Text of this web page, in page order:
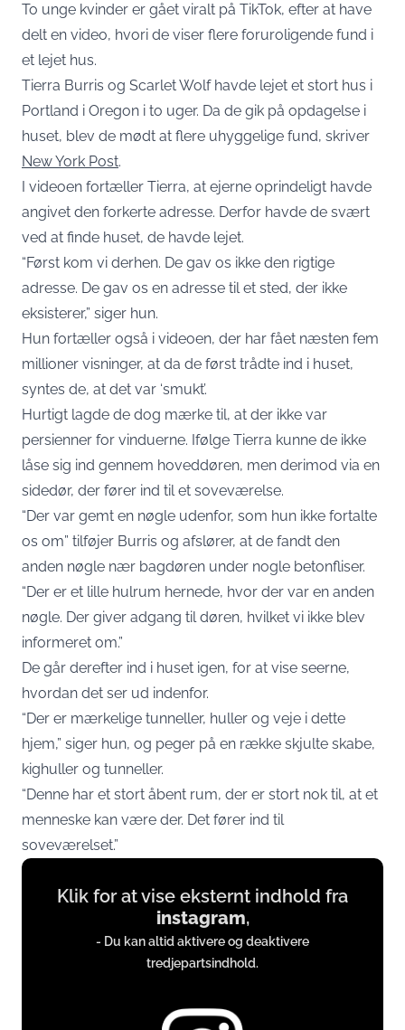
To unge kvinder er gået viralt på TikTok, efter at have
delt en video, hvori de viser flere foruroligende fund i
et lejet hus.
Tierra Burris og Scarlet Wolf havde lejet et stort hus i
Portland i Oregon i to uger. Da de gik på opdagelse i
huset, blev de mødt at flere uhyggelige fund, skriver
New York Post.
I videoen fortæller Tierra, at ejerne oprindeligt havde
angivet den forkerte adresse. Derfor havde de svært
ved at finde huset, de havde lejet.
“Først kom vi derhen. De gav os ikke den rigtige
adresse. De gav os en adresse til et sted, der ikke
eksisterer,” siger hun.
Hun fortæller også i videoen, der har fået næsten fem
millioner visninger, at da de først trådte ind i huset,
syntes de, at det var ‘smukt’.
Hurtigt lagde de dog mærke til, at der ikke var
persienner for vinduerne. Ifølge Tierra kunne de ikke
låse sig ind gennem hoveddøren, men derimod via en
sidedør, der fører ind til et soveværelse.
“Der var gemt en nøgle udenfor, som hun ikke fortalte
os om” tilføjer Burris og afslører, at de fandt den
anden nøgle nær bagdøren under nogle betonfliser.
“Der er et lille hulrum hernede, hvor der var en anden
nøgle. Der giver adgang til døren, hvilket vi ikke blev
informeret om.”
De går derefter ind i huset igen, for at vise seerne,
hvordan det ser ud indenfor.
“Der er mærkelige tunneller, huller og veje i dette
hjem,” siger hun, og peger på en række skjulte skabe,
kighuller og tunneller.
“Denne har et stort åbent rum, der er stort nok til, at et
menneske kan være der. Det fører ind til
soveværelset.”
Display
content
instagram.com
Klik for at vise eksternt indhold fra
instagram,
- Du kan altid aktivere og deaktivere
tredjepartsindhold.